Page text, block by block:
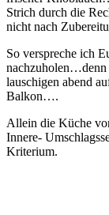
Strich durch die
nicht nach
So verspreche ich
nachzuholen…denn
lauschigen abend
Balkon….
Allein die Küche
Innere-
Kriterium.